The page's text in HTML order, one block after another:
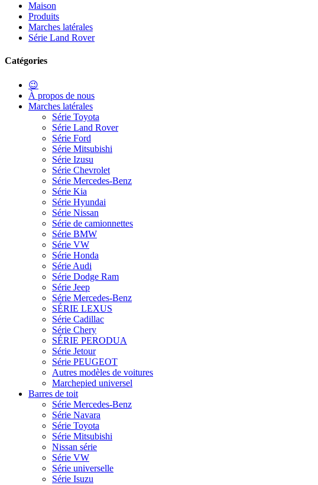
Maison
Produits
Marches latérales
Série Land Rover
Catégories
😉
À propos de nous
Marches latérales
Série Toyota
Série Land Rover
Série Ford
Série Mitsubishi
Série Izusu
Série Chevrolet
Série Mercedes-Benz
Série Kia
Série Hyundai
Série Nissan
Série de camionnettes
Série BMW
Série VW
Série Honda
Série Audi
Série Dodge Ram
Série Jeep
Série Mercedes-Benz
SÉRIE LEXUS
Série Cadillac
Série Chery
SÉRIE PERODUA
Série Jetour
Série PEUGEOT
Autres modèles de voitures
Marchepied universel
Barres de toit
Série Mercedes-Benz
Série Navara
Série Toyota
Série Mitsubishi
Nissan série
Série VW
Série universelle
Série Isuzu